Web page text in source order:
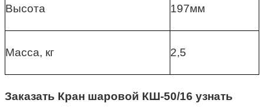
Высота 197мм
Масса, кг 2,5
Заказать Кран шаровой КШ-50/16 узнать